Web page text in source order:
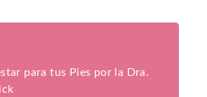
para tus Pies por la Dra.